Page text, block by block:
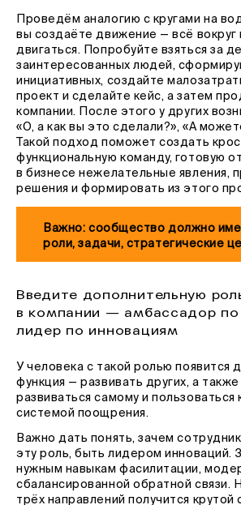
Проведём аналогию с кругами на
вы создаёте движение — всё вокруг
двигаться. Попробуйте взяться за
заинтересованных людей,
инициативных, создайте
проект и сделайте кейс, а затем
компании. После этого у других
«О, а как вы это сделали?», «А
Такой подход поможет создать
функциональную команду, готовую
в бизнесе нежелательные явления,
решения и формировать из этого
Важно: сообщество должно
роли, задачи, стратегические
Введите дополнительную
в компании — амбассадор
лидер по инновациям
У человека с такой ролью появится
функция — развивать других, а
развиваться самому и пользоваться
системой поощрения.
Важно дать понять, зачем
эту роль, быть лидером инноваций.
нужным навыкам фасилитации,
сбалансированной обратной связи.
трёх направлений получится крутой